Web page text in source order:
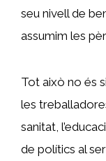
seu nivell de
assumim les
Tot això no és
les
sanitat,
de polítics al